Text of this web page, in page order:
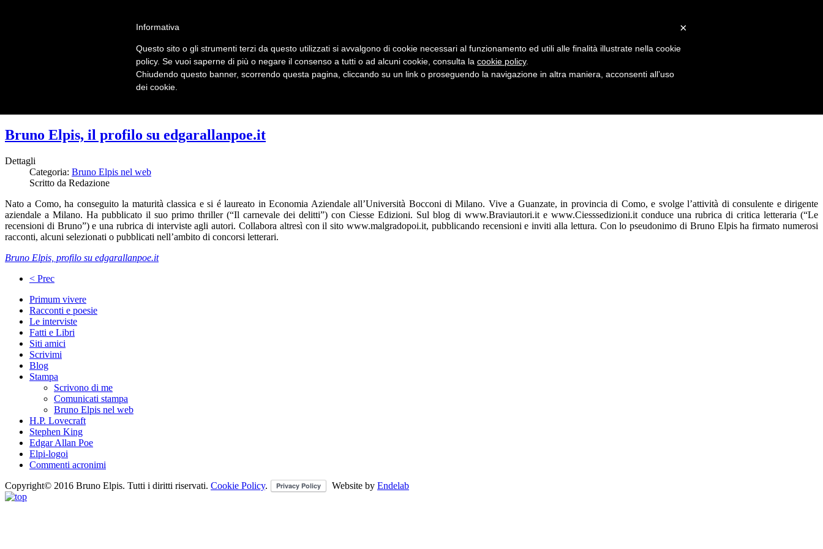
Il mistero dei massi avelli
Bruno Elpis, il profilo su edgarallanpoe.it
Dettagli
Categoria: Bruno Elpis nel web
Scritto da Redazione
Nato a Como, ha conseguito la maturità classica e si é laureato in Economia Aziendale all’Università Bocconi di Milano. Vive a Guanzate, in provincia di Como, e svolge l’attività di consulente e dirigente
aziendale a Milano. Ha pubblicato il suo primo thriller (“Il carnevale dei delitti”) con Ciesse Edizioni. Sul blog di www.Braviautori.it e www.Ciesssedizioni.it conduce una rubrica di critica letteraria (“Le
recensioni di Bruno”) e una rubrica di interviste agli autori. Collabora altresì con il sito www.malgradopoi.it, pubblicando recensioni e inviti alla lettura. Con lo pseudonimo di Bruno Elpis ha firmato numerosi
racconti, alcuni selezionati o pubblicati nell’ambito di concorsi letterari.
Bruno Elpis, profilo su edgarallanpoe.it
< Prec
Primum vivere
Racconti e poesie
Le interviste
Fatti e Libri
Siti amici
Scrivimi
Blog
Stampa
Scrivono di me
Comunicati stampa
Bruno Elpis nel web
H.P. Lovecraft
Stephen King
Edgar Allan Poe
Elpi-logoi
Commenti acronimi
Copyright© 2016 Bruno Elpis. Tutti i diritti riservati. Cookie Policy. Website by Endelab
×
Informativa
Questo sito o gli strumenti terzi da questo utilizzati si avvalgono di cookie necessari al funzionamento ed utili alle finalità illustrate nella cookie
policy. Se vuoi saperne di più o negare il consenso a tutti o ad alcuni cookie, consulta la cookie policy.
Chiudendo questo banner, scorrendo questa pagina, cliccando su un link o proseguendo la navigazione in altra maniera, acconsenti all’uso
dei cookie.